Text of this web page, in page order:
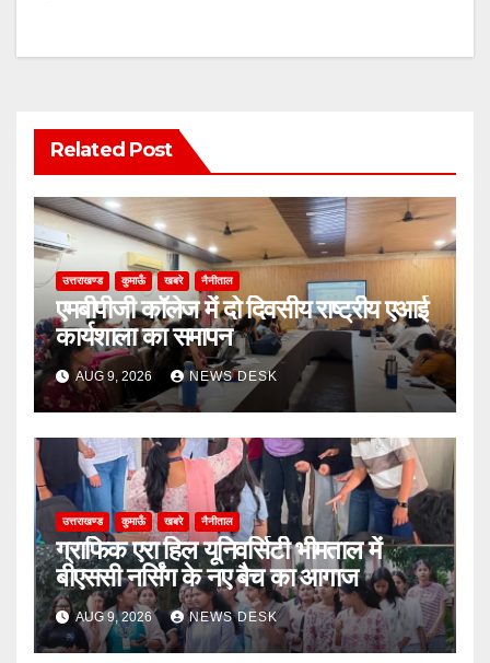
Related Post
उत्तराखण्ड कुमाऊँ खबरे नैनीताल
एमबीपीजी कॉलेज में दो दिवसीय राष्ट्रीय एआई
कार्यशाला का समापन
AUG 9, 2026 NEWS DESK
उत्तराखण्ड कुमाऊँ खबरे नैनीताल
ग्राफिक एरा हिल यूनिवर्सिटी भीमताल में
बीएससी नर्सिंग के नए बैच का आगाज
AUG 9, 2026 NEWS DESK